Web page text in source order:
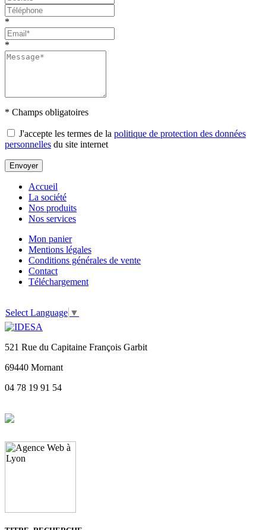
*
*
* Champs obligatoires
J'accepte les termes de la politique de protection des données
personnelles du site internet
Envoyer
Accueil
La société
Nos produits
Nos services
Mon panier
Mentions légales
Conditions générales de vente
Contact
Téléchargement
Select Language ▼
521 Rue du Capitaine François Garbit
69440 Mornant
04 78 19 91 54